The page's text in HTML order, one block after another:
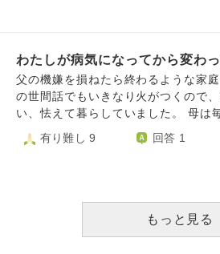
おり、私が昨日お礼を言わなかった
す。 私が世話になっている立場なの
しています。大人になって父とうま
いいですか。 追記 先ほど父に話しかけたら、 それに被せて
子供が1人でしゃべりだし、 子供の
りにくいことは知っていたため、子
話しかけて、そしたらたまたま子供
って言うと、何故かキレられました。
できませんでした。父親自身中卒か
ので，そもそも大学へ行くのすら説
自分としては単発バイトをしようと
のはだめだ，と意味わからないこと
年４月からですが，父親は2026年か
ています。 なぜ、父のような傲慢な
か、そして私が人の不幸を願わず、
て行けるような教えがあれば教えて
わたしが病気になってから変わ
父の機嫌を損ねたら終わるような家
の世間話でもいきなり火がつくので
い、怯えて暮らしていました。 母は毎日のように父に怒鳴
られていました。 なんであんな大声
んが可哀想だと思いながら、お母さ
う苛立ちを感じるようになりました。 耐えられなくなった
有り難し 9 回答 1
もっと見る